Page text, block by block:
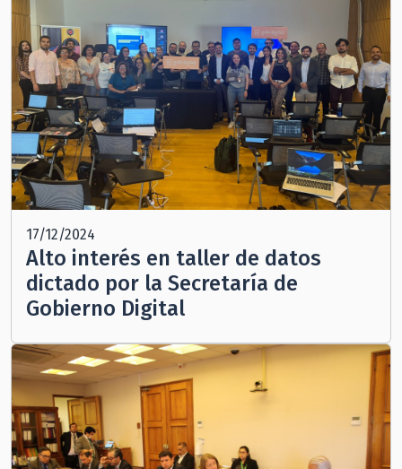
17/12/2024
Alto interés en taller de datos
dictado por la Secretaría de
Gobierno Digital